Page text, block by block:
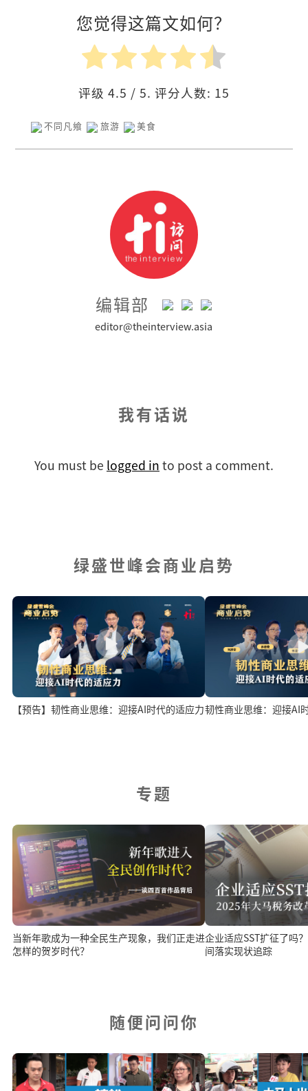
您觉得这篇文如何？
评级 4.5 / 5. 评分人数: 15
不同凡飨 旅游 美食
编辑部
editor@theinterview.asia
我有话说
You must be logged in to post a comment.
绿盛世峰会商业启势
【预告】韧性商业思维：迎接AI时代的适应力韧性商业思维：迎接AI
专题
当新年歌成为一种全民生产现象，我们正走进
怎样的贺岁时代？
企业适应SST扩征了吗？ 2025年税务改革
间落实现状追踪
随便问问你